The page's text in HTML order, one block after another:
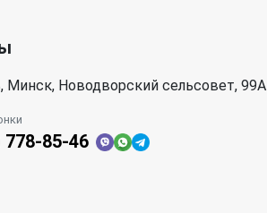
Минск, Новодворский сельсовет, 99А
778-85-46